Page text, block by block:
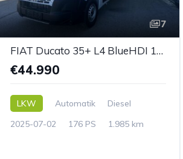
7
FIAT Ducato 35+ L4 BlueHDI 180 S&S EuroVI EAT8 *Koffer* *Ladebordwand*
€44.990
LKW Automatik
Diesel
2025-07-02
176 PS 1.985 km